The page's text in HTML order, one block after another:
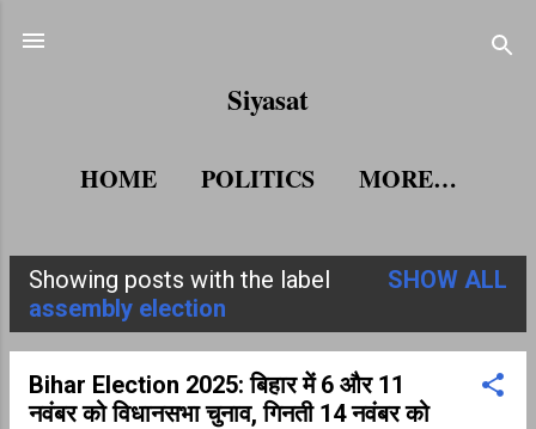
Siyasat
HOME POLITICS MORE…
P
o
Showing posts with the label
assembly election
SHOW ALL
Bihar Election 2025: बिहार में 6 और 11
नवंबर को विधानसभा चुनाव, गिनती 14 नवंबर को